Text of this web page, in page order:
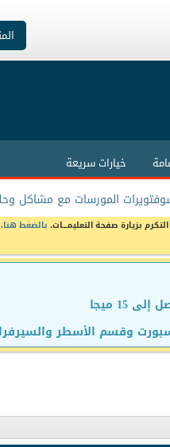
خيارات سريعة
المورسات مع مشاكل
بزيارة صفحة التعليمـــات، بالضغط هنا
ميجا
وقسم الأسطر